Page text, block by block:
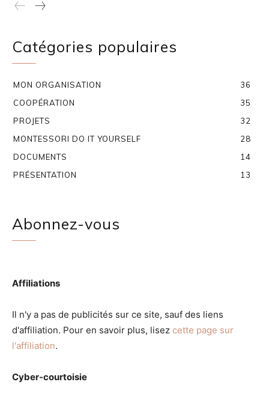
Catégories populaires
MON ORGANISATION
36
COOPÉRATION
35
PROJETS
32
MONTESSORI DO IT YOURSELF
28
DOCUMENTS
14
PRÉSENTATION
13
Abonnez-vous
Affiliations
Il n'y a pas de publicités sur ce site, sauf des liens
d'affiliation. Pour en savoir plus, lisez cette page sur
l'affiliation.
Cyber-courtoisie